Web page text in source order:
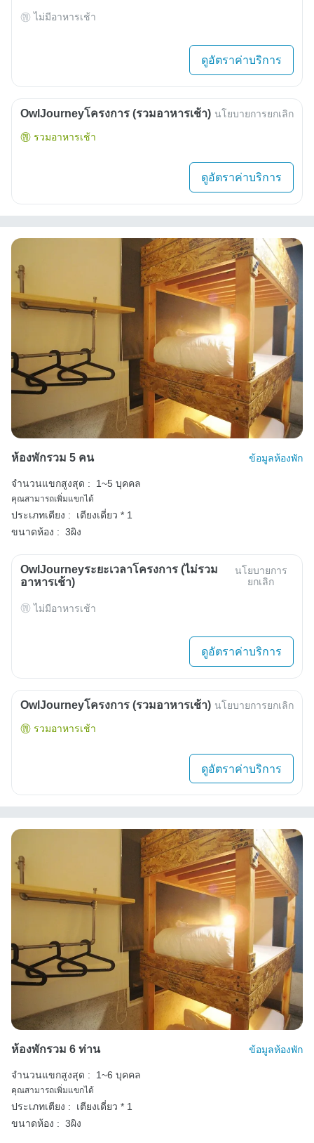
ไม่มีอาหารเช้า
ดูอัตราค่าบริการ
OwlJourneyโครงการ (รวมอาหารเช้า) นโยบายการยกเลิก
รวมอาหารเช้า
ดูอัตราค่าบริการ
ห้องพักรวม 5 คน ข้อมูลห้องพัก
จำนวนแขกสูงสุด : 1~5 บุคคล
คุณสามารถเพิ่มแขกได้
ประเภทเตียง :
เตียงเดี่ยว * 1
ขนาดห้อง : 3ผิง
OwlJourneyระยะเวลาโครงการ (ไม่รวม
อาหารเช้า)
นโยบายการ
ยกเลิก
ไม่มีอาหารเช้า
ดูอัตราค่าบริการ
OwlJourneyโครงการ (รวมอาหารเช้า) นโยบายการยกเลิก
รวมอาหารเช้า
ดูอัตราค่าบริการ
ห้องพักรวม 6 ท่าน ข้อมูลห้องพัก
จำนวนแขกสูงสุด : 1~6 บุคคล
คุณสามารถเพิ่มแขกได้
ประเภทเตียง :
เตียงเดี่ยว * 1
ขนาดห้อง : 3ผิง